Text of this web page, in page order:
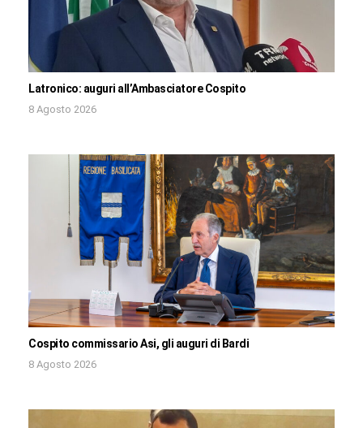
Latronico: auguri all’Ambasciatore Cospito
8 Agosto 2026
Cospito commissario Asi, gli auguri di Bardi
8 Agosto 2026